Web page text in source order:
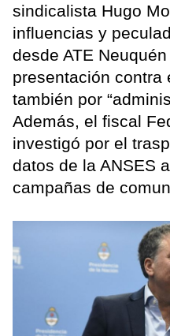
sindicalista Hugo
influencias y
desde ATE
presentación contra
también por
Además, el fiscal
investigó por el
datos de la ANSES
campañas de